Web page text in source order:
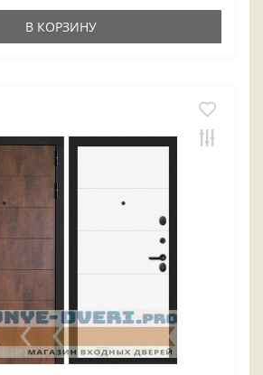
В КОРЗИНУ